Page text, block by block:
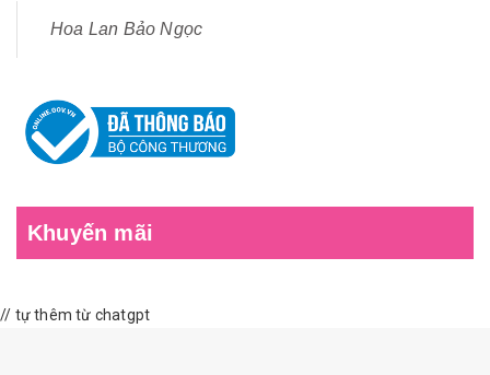
Hoa Lan Bảo Ngọc
Khuyến mãi
// tự thêm từ chatgpt